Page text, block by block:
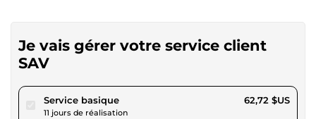
Je vais gérer votre service client
SAV
Service basiquepour 57,81 $US
11 jours de réalisation
62,72 $US